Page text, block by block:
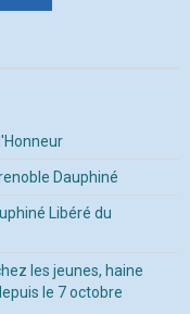
Dauphiné
Libéré du
les jeunes, haine
le 7 octobre